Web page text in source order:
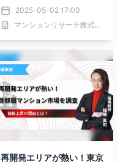
ト
2025-05-02 17:00
マンションリサーチ株式会社
再開発エリアが熱い！東京